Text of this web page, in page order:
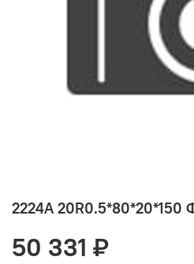
2224A 20R0.5*80*20*150
50 331 ₽